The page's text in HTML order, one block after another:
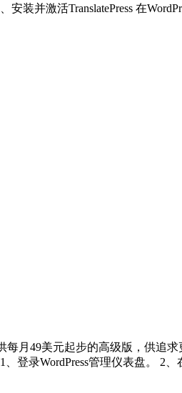
装并激活TranslatePress 在
每月49美元起步的高级版，供追
登录WordPress管理仪表盘。 2、